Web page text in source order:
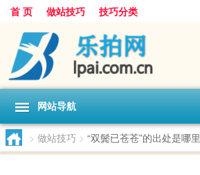
首 页 做站技巧 技巧分类
网站导航
> 做站技巧 > “双鬓已苍苍”的出处是哪里